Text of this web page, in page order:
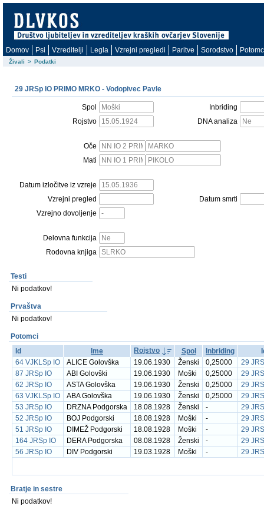
Domov Psi Vzreditelji Legla Vzrejni pregledi Paritve Sorodstvo
Živali > Podatki
29 JRSp IO PRIMO MRKO - Vodopivec Pavle
Spol
Inbriding
Rojstvo
DNA analiza
Oče
Mati
Datum izločitve iz vzreje
Vzrejni pregled
Datum smrti
Vzrejno dovoljenje
Delovna funkcija
Rodovna knjiga
Testi
Ni podatkov!
Prvaštva
Ni podatkov!
Potomci
Id
Ime Rojstvo Spol Inbriding
64 VJKLSp IO
ALICE Golovška 19.06.1930 Ženski 0,25000
29
87 JRSp IO
ABI Golovški 19.06.1930 Moški 0,25000
29
62 JRSp IO
ASTA Golovška 19.06.1930 Ženski 0,25000
29
63 VJKLSp IO
ABA Golovška 19.06.1930 Ženski 0,25000
29
53 JRSp IO
DRZNA Podgorska 18.08.1928 Ženski -
29
52 JRSp IO
BOJ Podgorski 18.08.1928 Moški -
29
51 JRSp IO
DIMEŽ Podgorski 18.08.1928 Moški -
29
164 JRSp IO
DERA Podgorska 08.08.1928 Ženski -
29
56 JRSp IO
DIV Podgorski 19.03.1928 Moški - 29
Bratje in sestre
Ni podatkov!